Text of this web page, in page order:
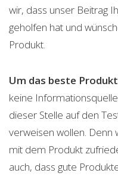
wir, dass unser Beitrag
geholfen hat und
Produkt.
Um das beste
keine
dieser Stelle auf den
verweisen wollen. Denn
mit dem Produkt
auch, dass gute